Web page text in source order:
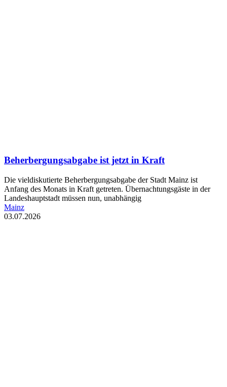
Beherbergungsabgabe ist jetzt in Kraft
Die vieldiskutierte Beherbergungsabgabe der Stadt Mainz ist
Anfang des Monats in Kraft getreten. Übernachtungsgäste in der
Landeshauptstadt müssen nun, unabhängig
Mainz
03.07.2026